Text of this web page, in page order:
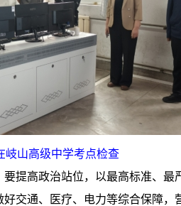
岐山高级中学考点检查
提高政治站位，以最高标准、最
交通、医疗、电力等综合保障，